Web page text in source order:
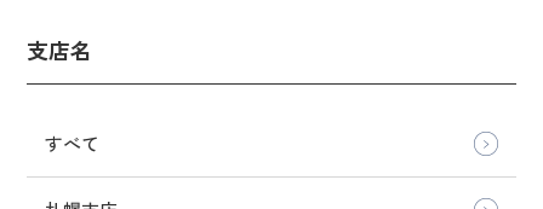
支店名
すべて